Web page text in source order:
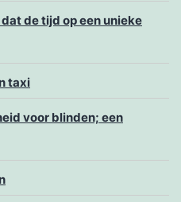
de tijd op een unieke
taxi
voor blinden; een